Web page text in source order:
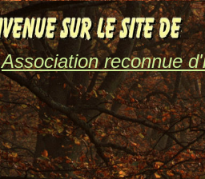
Association reconnue